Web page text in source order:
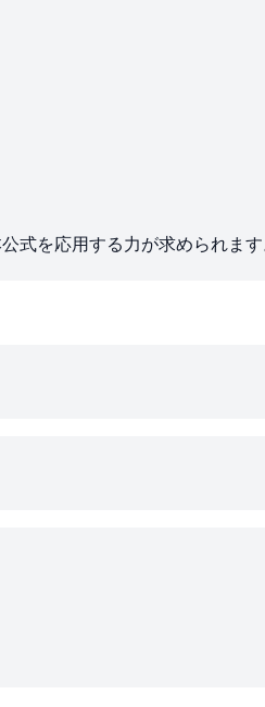
式を応用する力が求められます